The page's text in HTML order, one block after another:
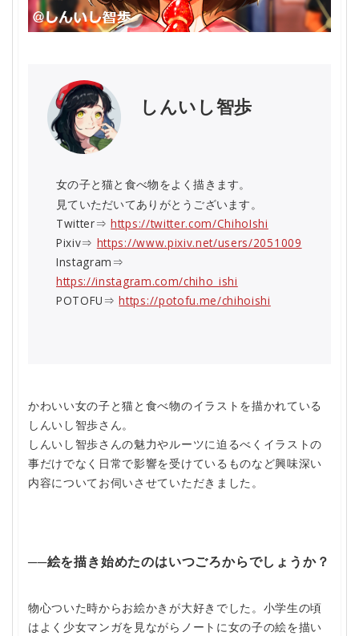
しんいし智歩
女の子と猫と食べ物をよく描きます。
見ていただいてありがとうございます。
Twitter⇒https://twitter.com/ChihoIshi
Pixiv⇒ https://www.pixiv.net/users/2051009
Instagram⇒
https://instagram.com/chiho_ishi
POTOFU⇒https://potofu.me/chihoishi
かわいい女の子と猫と食べ物のイラストを描かれている
しんいし智歩さん。
しんいし智歩さんの魅力やルーツに迫るべくイラストの
事だけでなく日常で影響を受けているものなど興味深い
内容についてお伺いさせていただきました。
──絵を描き始めたのはいつごろからでしょうか？
物心ついた時からお絵かきが大好きでした。小学生の頃
はよく少女マンガを見ながらノートに女の子の絵を描い